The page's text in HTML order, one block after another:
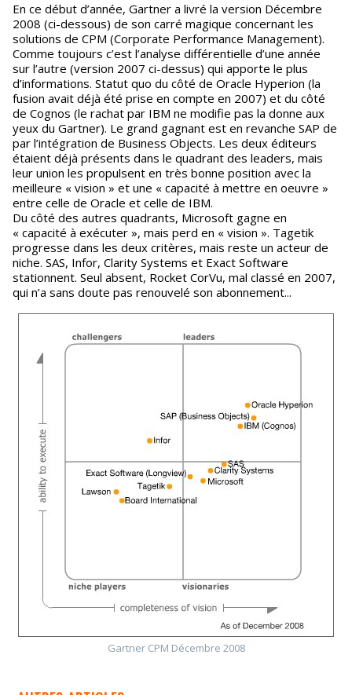
En ce début d’année, Gartner a livré la version Décembre
2008 (ci-dessous) de son carré magique concernant les
solutions de CPM (Corporate Performance Management).
Comme toujours c’est l’analyse différentielle d’une année
sur l’autre (version 2007 ci-dessus) qui apporte le plus
d’informations. Statut quo du côté de Oracle Hyperion (la
fusion avait déjà été prise en compte en 2007) et du côté
de Cognos (le rachat par IBM ne modifie pas la donne aux
yeux du Gartner). Le grand gagnant est en revanche SAP de
par l’intégration de Business Objects. Les deux éditeurs
étaient déjà présents dans le quadrant des leaders, mais
leur union les propulsent en très bonne position avec la
meilleure « vision » et une « capacité à mettre en oeuvre »
entre celle de Oracle et celle de IBM.
Du côté des autres quadrants, Microsoft gagne en
« capacité à exécuter », mais perd en « vision ». Tagetik
progresse dans les deux critères, mais reste un acteur de
niche. SAS, Infor, Clarity Systems et Exact Software
stationnent. Seul absent, Rocket CorVu, mal classé en 2007,
qui n’a sans doute pas renouvelé son abonnement...
Gartner CPM Décembre 2008